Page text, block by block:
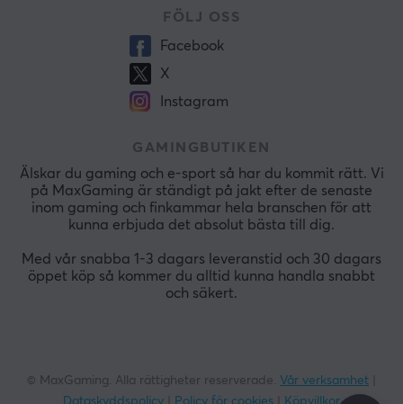
FÖLJ OSS
Facebook
X
Instagram
GAMINGBUTIKEN
Älskar du gaming och e-sport så har du kommit rätt. Vi
på MaxGaming är ständigt på jakt efter de senaste
inom gaming och finkammar hela branschen för att
kunna erbjuda det absolut bästa till dig.
Med vår snabba 1-3 dagars leveranstid och 30 dagars
öppet köp så kommer du alltid kunna handla snabbt
och säkert.
© MaxGaming. Alla rättigheter reserverade. Vår verksamhet
Dataskyddspolicy
Policy för cookies Köpvillkor